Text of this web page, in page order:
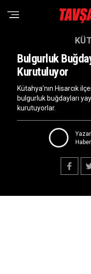
Bulgurluk
Kurutuluyor
Kütahya’nın Hisarcık
bulgurluk buğdayları
kurutuyorlar.
Yazar